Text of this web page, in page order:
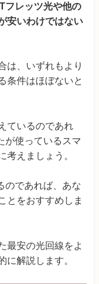
フレッツ光や他の
安いわけではない
は、いずれもより
条件はほぼないと
ているのであれ
が使っているスマ
考えましょう。
のであれば、あな
とをおすすめしま
最安の光回線をよ
に解説します。